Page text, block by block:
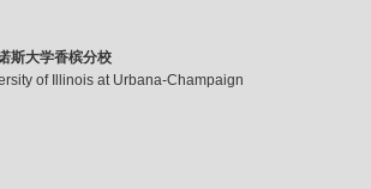
斯大学香槟分校
of Illinois at Urbana-Champaign